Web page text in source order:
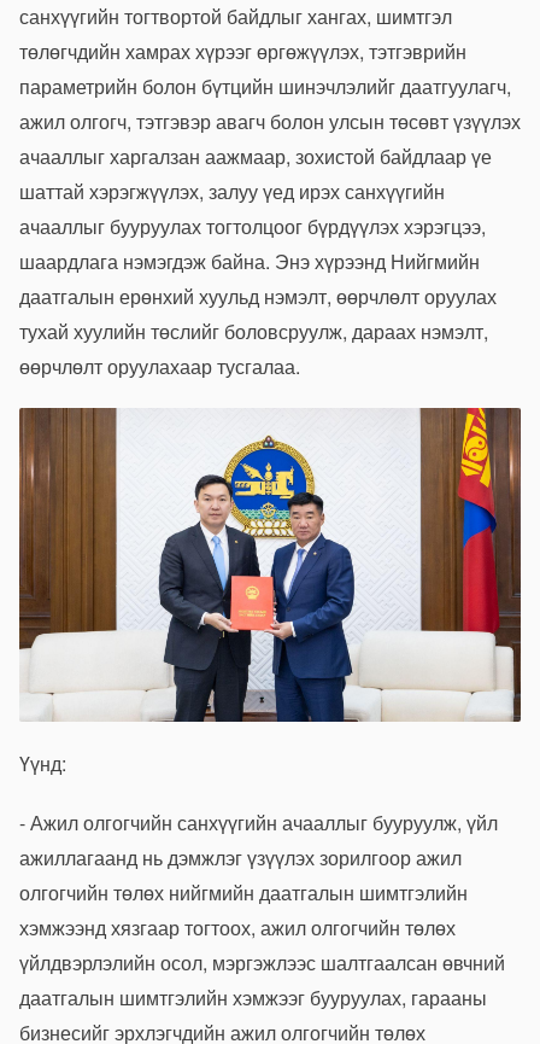
санхүүгийн тогтвортой байдлыг хангах, шимтгэл
төлөгчдийн хамрах хүрээг өргөжүүлэх, тэтгэврийн
параметрийн болон бүтцийн шинэчлэлийг даатгуулагч,
ажил олгогч, тэтгэвэр авагч болон улсын төсөвт үзүүлэх
ачааллыг харгалзан аажмаар, зохистой байдлаар үе
шаттай хэрэгжүүлэх, залуу үед ирэх санхүүгийн
ачааллыг бууруулах тогтолцоог бүрдүүлэх хэрэгцээ,
шаардлага нэмэгдэж байна. Энэ хүрээнд Нийгмийн
даатгалын ерөнхий хуульд нэмэлт, өөрчлөлт оруулах
тухай хуулийн төслийг боловсруулж, дараах нэмэлт,
өөрчлөлт оруулахаар тусгалаа.
Үүнд:
- Ажил олгогчийн санхүүгийн ачааллыг бууруулж, үйл
ажиллагаанд нь дэмжлэг үзүүлэх зорилгоор ажил
олгогчийн төлөх нийгмийн даатгалын шимтгэлийн
хэмжээнд хязгаар тогтоох, ажил олгогчийн төлөх
үйлдвэрлэлийн осол, мэргэжлээс шалтгаалсан өвчний
даатгалын шимтгэлийн хэмжээг бууруулах, гарааны
бизнесийг эрхлэгчдийн ажил олгогчийн төлөх